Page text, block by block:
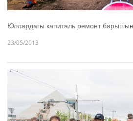
Юллардагы капиталь ремонт
23/05/2013